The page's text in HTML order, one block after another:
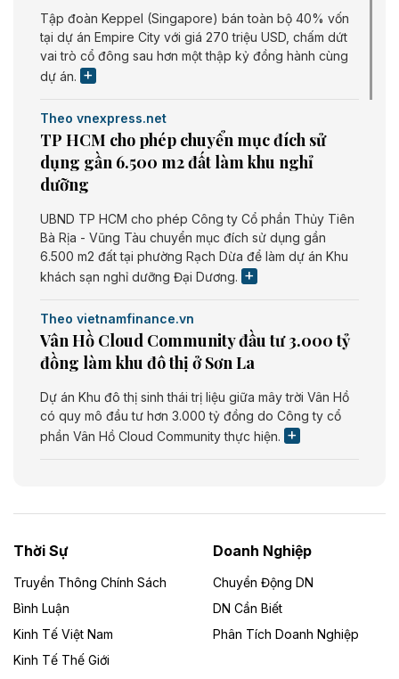
Tập đoàn Keppel (Singapore) bán toàn bộ 40% vốn
tại dự án Empire City với giá 270 triệu USD, chấm dứt
vai trò cổ đông sau hơn một thập kỷ đồng hành cùng
dự án.
Theo vnexpress.net
TP HCM cho phép chuyển mục đích sử
dụng gần 6.500 m2 đất làm khu nghỉ
dưỡng
UBND TP HCM cho phép Công ty Cổ phần Thủy Tiên
Bà Rịa - Vũng Tàu chuyển mục đích sử dụng gần
6.500 m2 đất tại phường Rạch Dừa để làm dự án Khu
khách sạn nghỉ dưỡng Đại Dương.
Theo vietnamfinance.vn
Vân Hồ Cloud Community đầu tư 3.000 tỷ
đồng làm khu đô thị ở Sơn La
Dự án Khu đô thị sinh thái trị liệu giữa mây trời Vân Hồ
có quy mô đầu tư hơn 3.000 tỷ đồng do Công ty cổ
phần Vân Hồ Cloud Community thực hiện.
Dự án Nhà máy xử lý rác và phát điện Bắc Giang do
Công ty TNHH Năng lượng môi trường Bắc Giang làm
Theo vietnamfinance.vn
Đức Long Gia Lai mở rộng ‘hệ sinh thái’
Thời Sự
Truyền Thông Chính Sách
Bình Luận
Kinh Tế Việt Nam
Kinh Tế Thế Giới
Doanh Nghiệp
Chuyển Động DN
DN Cần Biết
Phân Tích Doanh Nghiệp